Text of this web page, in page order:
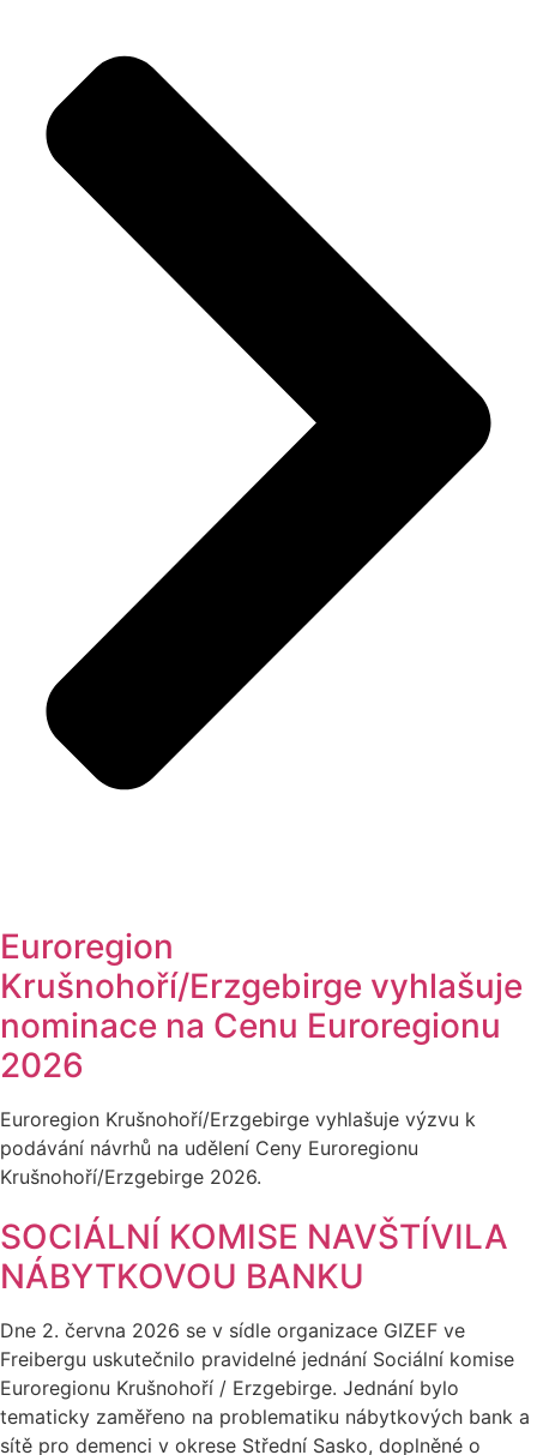
Euroregion
Krušnohoří/Erzgebirge vyhlašuje
nominace na Cenu Euroregionu
2026
Euroregion Krušnohoří/Erzgebirge vyhlašuje výzvu k
podávání návrhů na udělení Ceny Euroregionu
Krušnohoří/Erzgebirge 2026.
SOCIÁLNÍ KOMISE NAVŠTÍVILA
NÁBYTKOVOU BANKU
Dne 2. června 2026 se v sídle organizace GIZEF ve
Freibergu uskutečnilo pravidelné jednání Sociální komise
Euroregionu Krušnohoří / Erzgebirge. Jednání bylo
tematicky zaměřeno na problematiku nábytkových bank a
sítě pro demenci v okrese Střední Sasko, doplněné o